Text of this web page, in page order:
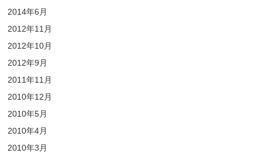
2014年6月
2012年11月
2012年10月
2012年9月
2011年11月
2010年12月
2010年5月
2010年4月
2010年3月